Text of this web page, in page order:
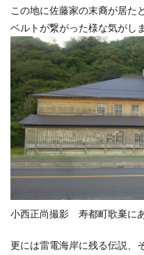
この地に佐藤家の末裔が居た
ベルトが繋がった様な気がしま
小西正尚撮影 寿都町歌棄に
更には雷電海岸に残る伝説、